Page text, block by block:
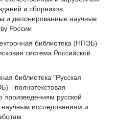
и сборников,
и депонированные научные
России
библиотека (НПЭБ) -
система Российской
библиотека "Русская
- полнотекстовая
русской
исследованиям и